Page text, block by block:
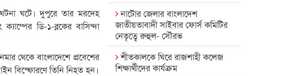
ঘটে। দুপুরে তার মরদেহ
ডি-১-ব্লকের বাসিন্দা
থেকে বাংলাদেশে প্রবেশের
বিস্ফোরণে তিনি নিহত হন।
নাটোর জেলার বাংলাদেশ
জাতীয়তাবাদী সাইবার ফোর্স কমিটির
নেতৃত্বে রুহুল- সৌরভ
শীতকালকে ঘিরে রাজশাহী কলেজ
শিক্ষার্থীদের কার্যক্রম